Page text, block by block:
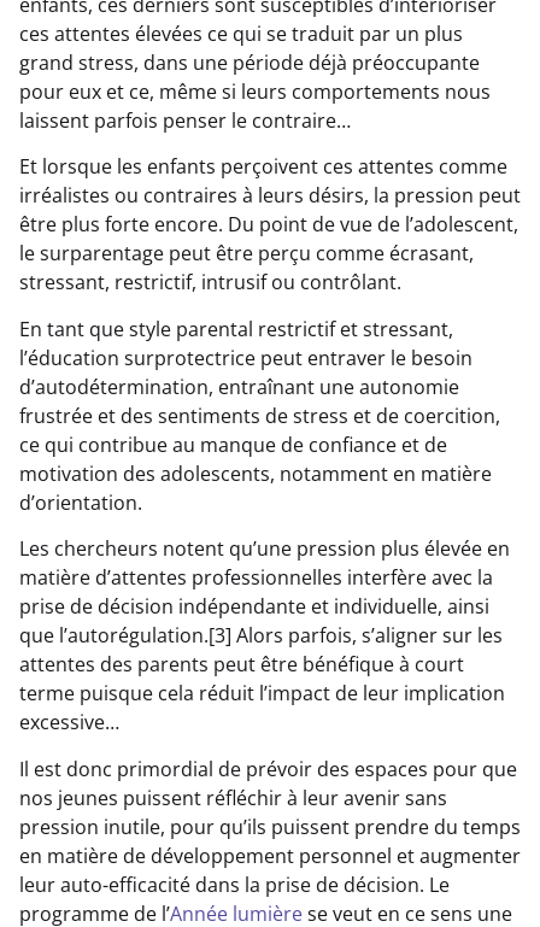
ces attentes élevées ce qui se traduit par un plus
grand stress, dans une période déjà préoccupante
pour eux et ce, même si leurs comportements nous
laissent parfois penser le contraire…
Et lorsque les enfants perçoivent ces attentes comme
irréalistes ou contraires à leurs désirs, la pression peut
être plus forte encore. Du point de vue de l’adolescent,
le surparentage peut être perçu comme écrasant,
stressant, restrictif, intrusif ou contrôlant.
En tant que style parental restrictif et stressant,
l’éducation surprotectrice peut entraver le besoin
d’autodétermination, entraînant une autonomie
frustrée et des sentiments de stress et de coercition,
ce qui contribue au manque de confiance et de
motivation des adolescents, notamment en matière
d’orientation.
Les chercheurs notent qu’une pression plus élevée en
matière d’attentes professionnelles interfère avec la
prise de décision indépendante et individuelle, ainsi
que l’autorégulation.[3] Alors parfois, s’aligner sur les
attentes des parents peut être bénéfique à court
terme puisque cela réduit l’impact de leur implication
excessive…
Il est donc primordial de prévoir des espaces pour que
nos jeunes puissent réfléchir à leur avenir sans
pression inutile, pour qu’ils puissent prendre du temps
en matière de développement personnel et augmenter
leur auto-efficacité dans la prise de décision. Le
programme de l’Année lumièrese veut en ce sens une